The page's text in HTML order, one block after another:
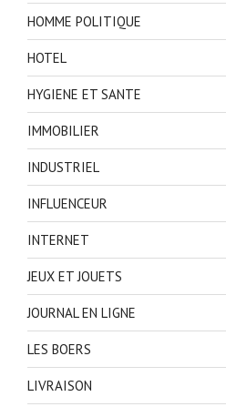
HOMME POLITIQUE
HOTEL
HYGIENE ET SANTE
IMMOBILIER
INDUSTRIEL
INFLUENCEUR
INTERNET
JEUX ET JOUETS
JOURNAL EN LIGNE
LES BOERS
LIVRAISON